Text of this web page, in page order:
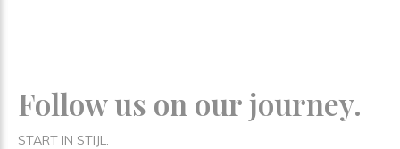
Follow us on our journey.
START IN STIJL.